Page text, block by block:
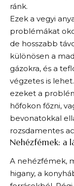
ránk.
Ezek a vegyi
problémákat
de hosszabb
különösen a
gázokra, és a
végzetes is
ezeket a
hőfokon főzni,
bevonatokkal
rozsdamentes
Nehézfémek: a
A nehézfémek,
higany, a